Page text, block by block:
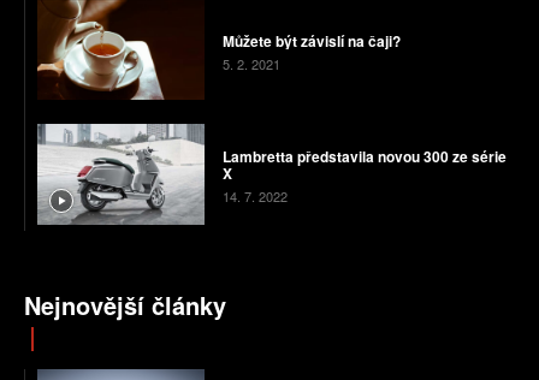
Můžete být závislí na čaji?
5. 2. 2021
Lambretta představila novou 300 ze série
X
14. 7. 2022
Nejnovější články